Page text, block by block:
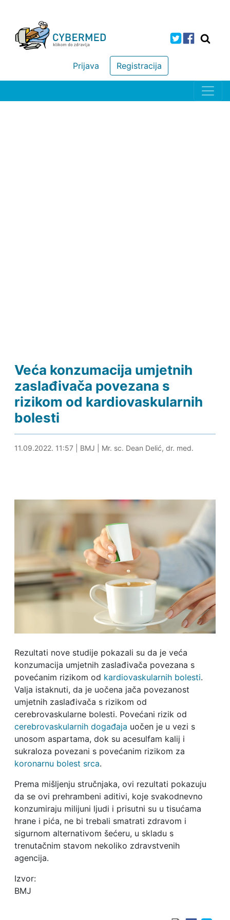
Registracija
Prijava
Veća konzumacija umjetnih
zaslađivača povezana s
rizikom od kardiovaskularnih
bolesti
11.09.2022. 12:15
11.09.2022. 11:57| BMJ Mr. sc. Dean Delić, dr. med.
Rezultati nove studije pokazali su da je veća
konzumacija umjetnih zaslađivača povezana s
povećanim rizikom od kardiovaskularnih bolesti.
Valja istaknuti, da je uočena jača povezanost
umjetnih zaslađivača s rizikom od
cerebrovaskularne bolesti. Povećani rizik od
cerebrovaskularnih događaja uočen je u vezi s
unosom aspartama, dok su acesulfam kalij i
sukraloza povezani s povećanim rizikom za
koronarnu bolest srca.
Prema mišljenju stručnjaka, ovi rezultati pokazuju
da se ovi prehrambeni aditivi, koje svakodnevno
konzumiraju milijuni ljudi i prisutni su u tisućama
hrane i pića, ne bi trebali smatrati zdravom i
sigurnom alternativom šećeru, u skladu s
trenutačnim stavom nekoliko zdravstvenih
agencija.
Izvor:
BMJ